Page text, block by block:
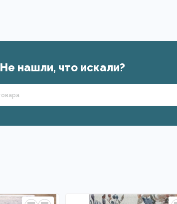
Не нашли, что искали?